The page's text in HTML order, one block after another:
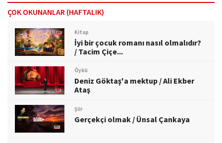
ÇOK OKUNANLAR (HAFTALIK)
Kitap
İyi bir çocuk romanı nasıl olmalıdır?
/ Tacim Çiçe...
Öykü
Deniz Göktaş'a mektup / Ali Ekber
Ataş
Şiir
Gerçekçi olmak / Ünsal Çankaya